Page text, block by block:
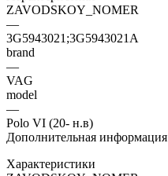
ZAVODSKOY_NOMER
—
3G5943021;3G5943021A
brand
—
VAG
model
—
Polo VI (20- н.в)
Дополнительная информация
Характеристики